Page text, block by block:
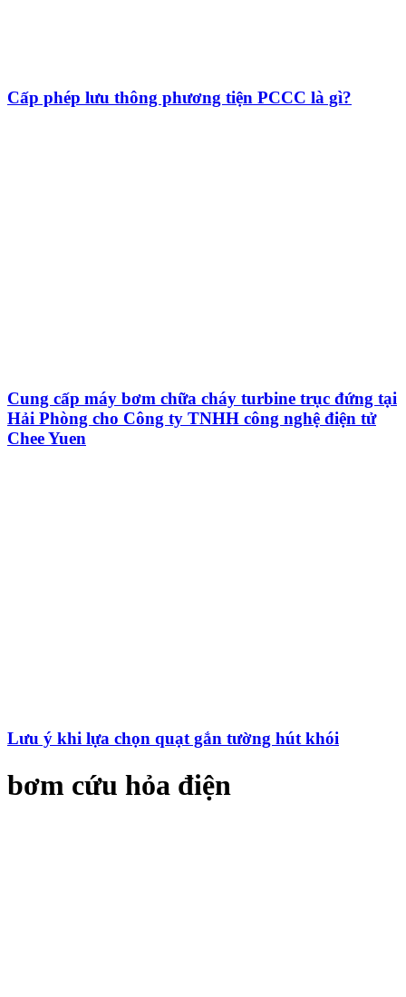
Cấp phép lưu thông phương tiện PCCC là gì?
Cung cấp máy bơm chữa cháy turbine trục đứng tại
Hải Phòng cho Công ty TNHH công nghệ điện tử
Chee Yuen
Lưu ý khi lựa chọn quạt gắn tường hút khói
bơm cứu hỏa điện